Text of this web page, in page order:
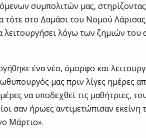
συμπολιτών μας,
τότε στο Δαμάσι του Νομού
λειτουργήσει λόγω των ζημιών του
ένα νέο, όμορφο και
μας πριν λίγες ημέρες
να υποδεχθεί τις μαθήτριες,
σαν ήρωες αντιμετώπισαν εκείνη
Μάρτιο».